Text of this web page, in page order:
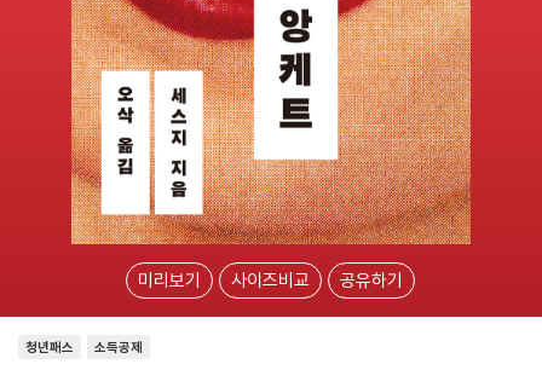
미리보기 사이즈비교 공유하기
소득공제
청년패스